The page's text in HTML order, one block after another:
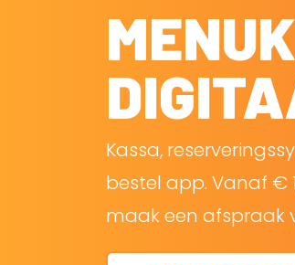
Kassa,
bestel app. Vanaf €
maak een afspraak